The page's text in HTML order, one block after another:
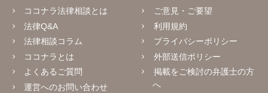
ココナラ法律相談とは
法律Q&A
法律相談コラム
ココナラとは
よくあるご質問
運営へのお問い合わせ
ご意見・ご要望
利用規約
プライバシーポリシー
外部送信ポリシー
掲載をご検討の弁護士の方
へ